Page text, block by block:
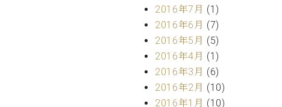
2016年7月 (1)
2016年6月 (7)
2016年5月 (5)
2016年4月 (1)
2016年3月 (6)
2016年2月 (10)
2016年1月 (10)